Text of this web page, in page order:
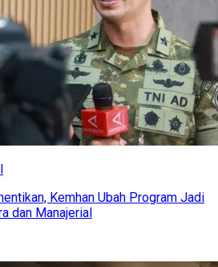
Kemhan Ubah Program Jadi
dan Manajerial